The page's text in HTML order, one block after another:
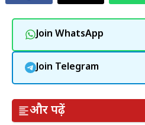
Join WhatsApp
Join Telegram
और पढ़ें